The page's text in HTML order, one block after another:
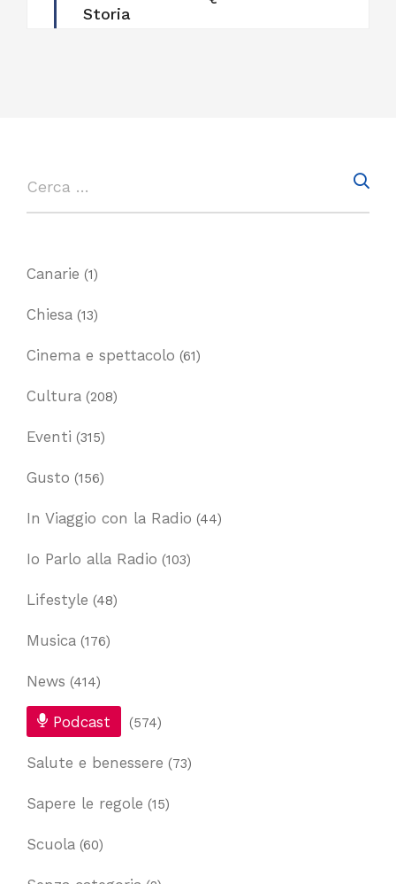
Storia
Canarie (1)
Chiesa (13)
Cinema e spettacolo (61)
Cultura (208)
Eventi (315)
Gusto (156)
In Viaggio con la Radio (44)
Io Parlo alla Radio (103)
Lifestyle (48)
Musica (176)
News (414)
Podcast (574)
Salute e benessere (73)
Sapere le regole (15)
Scuola (60)